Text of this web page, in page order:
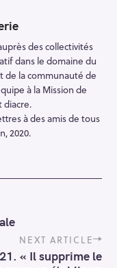
des collectivités
dans le domaine du
de la communauté de
à la Mission de
diacre.
à des amis de tous
2020.
NEXT ARTICLE
« Il supprime le